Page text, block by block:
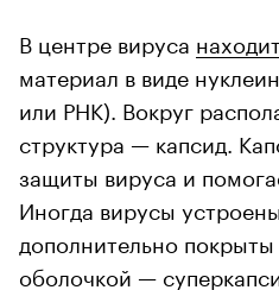
В центре вируса
материал в виде
или РНК). Вокруг
структура — капсид.
защиты вируса и
Иногда вирусы
дополнительно
оболочкой —